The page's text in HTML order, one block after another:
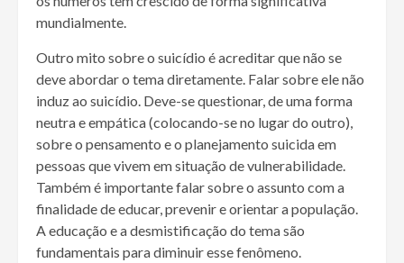
mundialmente.
Outro mito sobre o suicídio é acreditar que não se
deve abordar o tema diretamente. Falar sobre ele não
induz ao suicídio. Deve-se questionar, de uma forma
neutra e empática (colocando-se no lugar do outro),
sobre o pensamento e o planejamento suicida em
pessoas que vivem em situação de vulnerabilidade.
Também é importante falar sobre o assunto com a
finalidade de educar, prevenir e orientar a população.
A educação e a desmistificação do tema são
fundamentais para diminuir esse fenômeno.